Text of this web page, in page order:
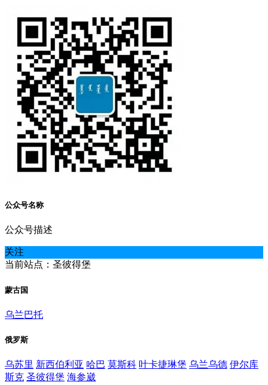
公众号名称
公众号描述
关注
当前站点：圣彼得堡
蒙古国
乌兰巴托
俄罗斯
乌苏里 新西伯利亚 哈巴 莫斯科 叶卡捷琳堡 乌兰乌德 伊尔库
斯克 圣彼得堡 海参崴